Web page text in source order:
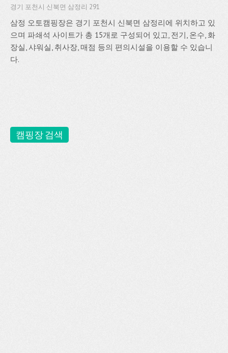
경기 포천시 신북면 삼정리 291
삼정 오토캠핑장은 경기 포천시 신북면 삼정리에 위치하고 있
으며 파쇄석 사이트가 총 15개로 구성되어 있고, 전기, 온수, 화
장실, 샤워실, 취사장, 매점 등의 편의시설을 이용할 수 있습니
다.
캠핑장 검색